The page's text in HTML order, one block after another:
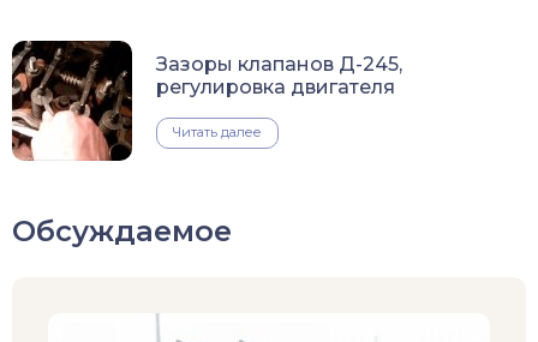
Зазоры клапанов Д-245,
регулировка двигателя
Читать далее
Обсуждаемое